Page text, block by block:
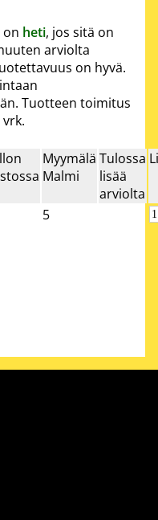
heti, jos sitä on
arviolta
on hyvä.
Tuotteen toimitus
Myymälä
Malmi
Tulossa
lisää
arviolta
5